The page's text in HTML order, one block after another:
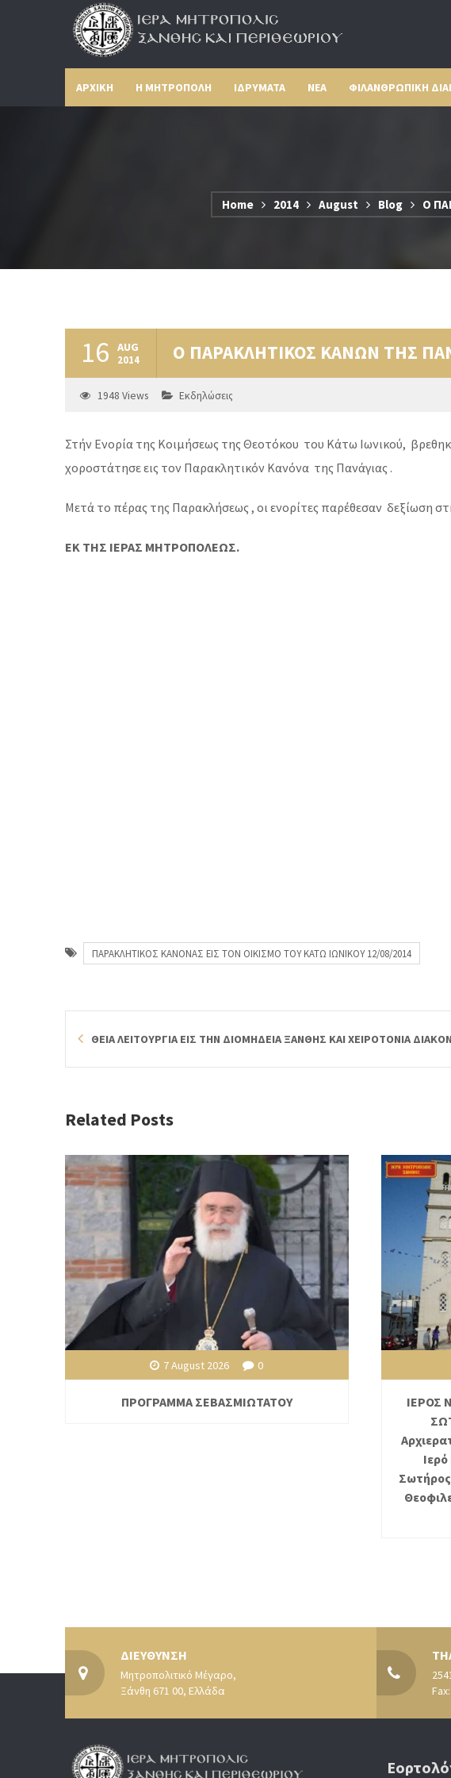
ΑΡΧΙΚΗ Η ΜΗΤΡΟΠΟΛΗ ΙΔΡΥΜΑΤΑ ΝΕΑ ΦΙΛΑΝΘΡΩΠΙΚΗ
Home 2014 August Blog Ο
16 AUG
2014 Ο ΠΑΡΑΚΛΗΤΙΚΟΣ ΚΑΝΩΝ ΤΗΣ
1948 Views Εκδηλώσεις
Στήν Ενορία της Κοιμήσεως της Θεοτόκου του Κάτω Ιωνικού,
χοροστάτησε εις τον Παρακλητικόν Κανόνα της Πανάγιας .
Μετά το πέρας της Παρακλήσεως , οι ενορίτες παρέθεσαν δεξίωση
ΕΚ ΤΗΣ ΙΕΡΑΣ ΜΗΤΡΟΠΟΛΕΩΣ.
ΠΑΡΑΚΛΗΤΙΚΟΣ ΚΑΝΟΝΑΣ ΕΙΣ ΤΟΝ ΟΙΚΙΣΜΟ ΤΟΥ ΚΑΤΩ ΙΩΝΙΚΟΥ 12/08/2014
ΘΕΙΑ ΛΕΙΤΟΥΡΓΙΑ ΕΙΣ ΤΗΝ ΔΙΟΜΗΔΕΙΑ ΞΑΝΘΗΣ ΚΑΙ ΧΕΙΡΟΤΟΝΙΑ
Related Posts
7 August 2026 0
ΠΡΟΓΡΑΜΜΑ ΣΕΒΑΣΜΙΩΤΑΤΟΥ
ΙΕΡΟΣ
ΔΙΕΥΘΥΝΣΗ
Μητροπολιτικό Μέγαρο,
Ξάνθη 671 00, Ελλάδα